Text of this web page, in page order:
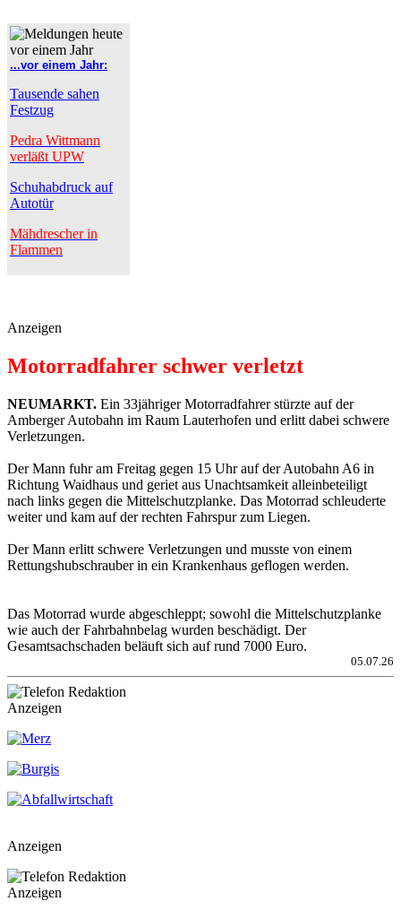
...vor einem Jahr:
Tausende sahen
Festzug
Pedra Wittmann
verläßt UPW
Schuhabdruck auf
Autotür
Mähdrescher in
Flammen
Anzeigen
Motorradfahrer schwer verletzt
NEUMARKT. Ein 33jähriger Motorradfahrer stürzte auf der
Amberger Autobahn im Raum Lauterhofen und erlitt dabei schwere
Verletzungen.
Der Mann fuhr am Freitag gegen 15 Uhr auf der Autobahn A6 in
Richtung Waidhaus und geriet aus Unachtsamkeit alleinbeteiligt
nach links gegen die Mittelschutzplanke. Das Motorrad schleuderte
weiter und kam auf der rechten Fahrspur zum Liegen.
Der Mann erlitt schwere Verletzungen und musste von einem
Rettungshubschrauber in ein Krankenhaus geflogen werden.
Das Motorrad wurde abgeschleppt; sowohl die Mittelschutzplanke
wie auch der Fahrbahnbelag wurden beschädigt. Der
Gesamtsachschaden beläuft sich auf rund 7000 Euro.
05.07.26
Anzeigen
Anzeigen
Anzeigen